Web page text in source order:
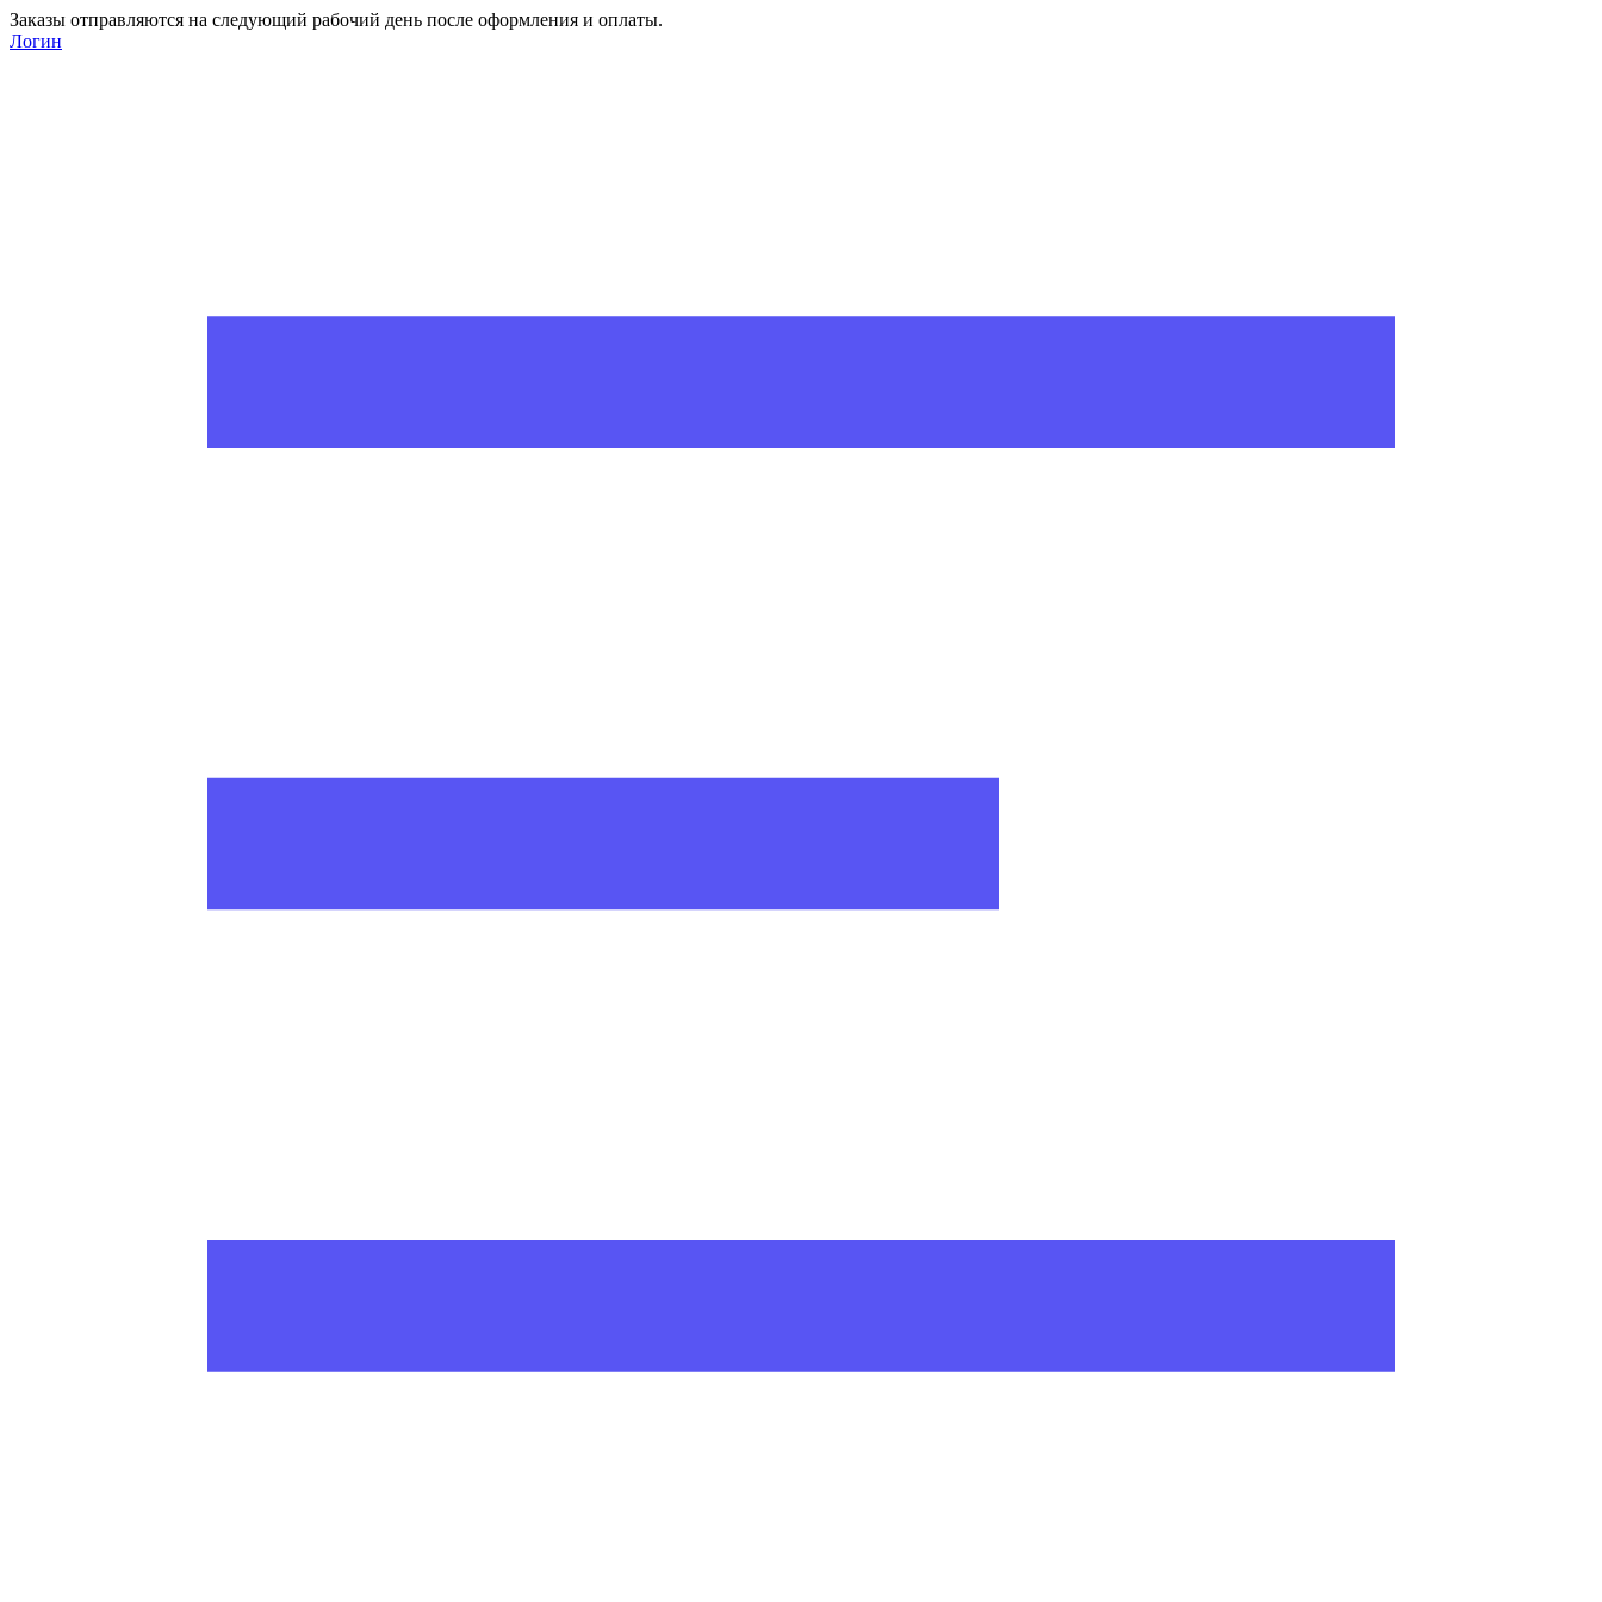
Заказы отправляются на следующий рабочий день после оформления и оплаты.
Логин